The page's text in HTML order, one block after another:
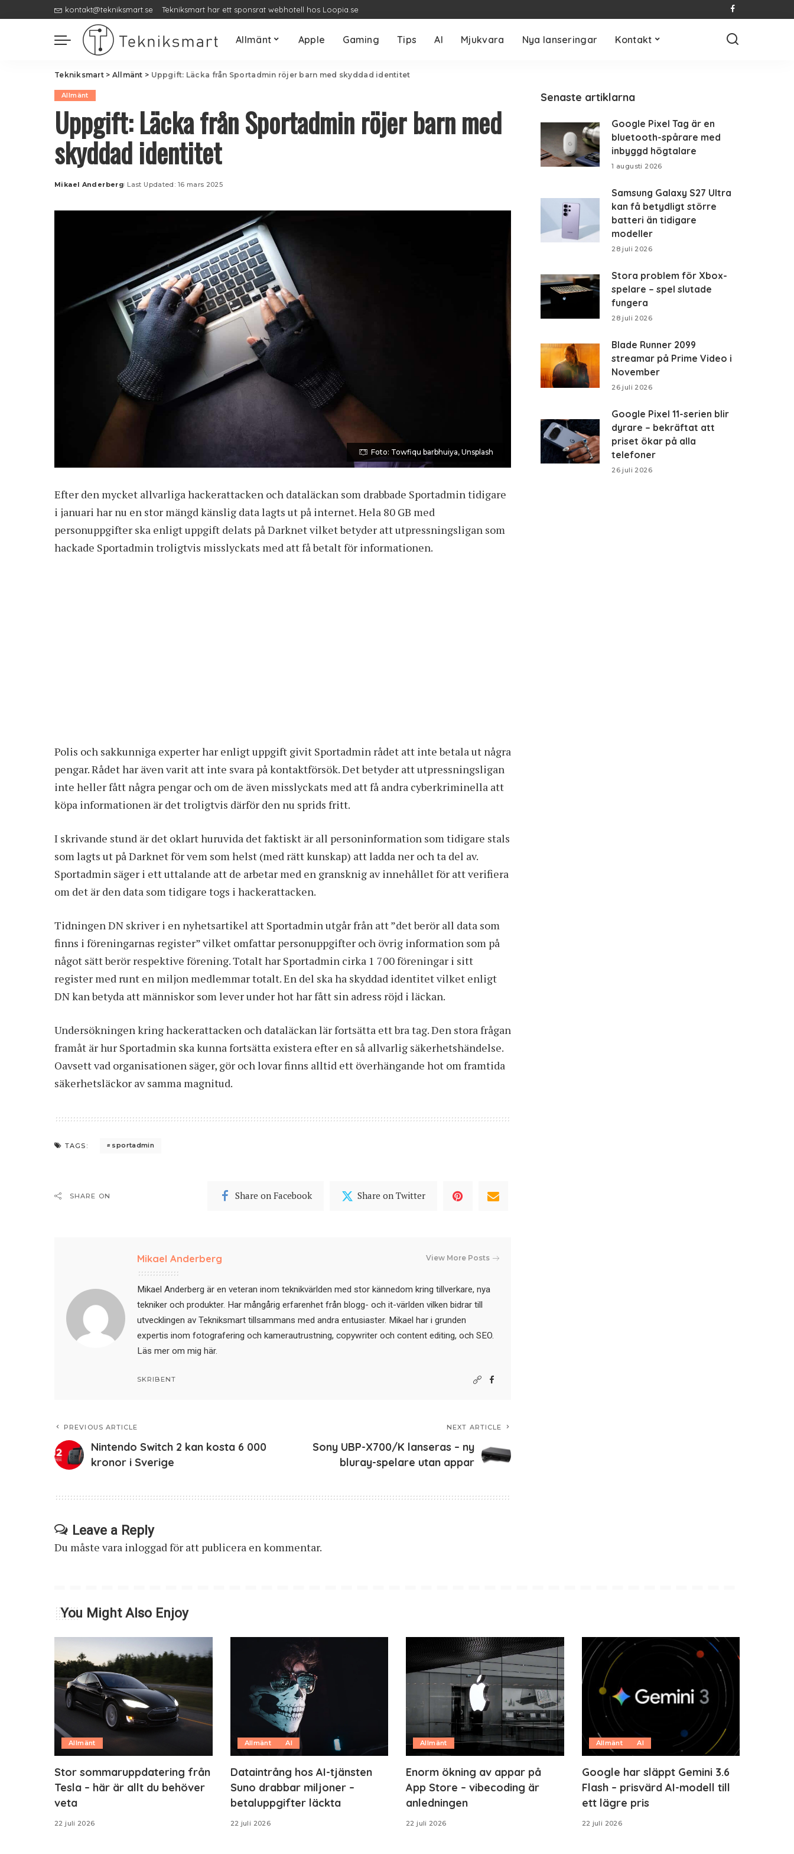
kontakt@tekniksmart.se Tekniksmart har ett sponsrat webhotell hos Loopia.se
Allmänt Apple Gaming Tips AI Mjukvara Nya lanseringar Kontakt
Tekniksmart> Allmänt > Uppgift: Läcka från Sportadmin röjer barn med skyddad identitet
Allmänt
Uppgift: Läcka från Sportadmin röjer barn med
skyddad identitet
Posted
Mikael Anderberg Last Updated: 16 mars 2025
Foto: Towfiqu barbhuiya, Unsplash
Efter den mycket allvarligahackerattacken och dataläckan som drabbade Sportadmintidigare
i januari har nu en stor mängd känslig data lagts ut på internet. Hela 80 GB med
personuppgifter ska enligt uppgift delats på Darknet vilket betyder att utpressningsligan som
hackade Sportadmin troligtvis misslyckats med att få betalt för informationen.
Polis och sakkunniga experter har enligt uppgift givit Sportadmin rådet att inte betala ut några
pengar. Rådet har även varit att inte svara på kontaktförsök. Det betyder att utpressningsligan
inte heller fått några pengar och om de även misslyckats med att få andra cyberkriminella att
köpa informationen är det troligtvis därför den nu sprids fritt.
I skrivande stund är det oklart huruvida det faktiskt är all personinformation som tidigare stals
som lagts ut på Darknet för vem som helst (med rätt kunskap) att ladda ner och ta del av.
Sportadmin säger i ett uttalande att de arbetar med en gransknig av innehållet för att verifiera
om det är den data som tidigare togs i hackerattacken.
Tidningen DN skriver i en nyhetsartikel att Sportadmin utgår från att ”det berör all data som
finns i föreningarnas register” vilket omfattar personuppgifter och övrig information som på
något sätt berör respektive förening. Totalt har Sportadmin cirka 1 700 föreningar i sitt
register med runt en miljon medlemmar totalt. En del ska ha skyddad identitet vilket enligt
DN kan betyda att människor som lever under hot har fått sin adress röjd i läckan.
Undersökningen kring hackerattacken och dataläckan lär fortsätta ett bra tag. Den stora frågan
framåt är hur Sportadmin ska kunna fortsätta existera efter en så allvarlig säkerhetshändelse.
Oavsett vad organisationen säger, gör och lovar finns alltid ett överhängande hot om framtida
säkerhetsläckor av samma magnitud.
TAGS: sportadmin
SHARE ON Share on Facebook Share on Twitter
Mikael Anderberg View More Posts
Mikael Anderberg är en veteran inom teknikvärlden med stor kännedom kring tillverkare, nya
tekniker och produkter. Har mångårig erfarenhet från blogg- och it-världen vilken bidrar till
utvecklingen av Tekniksmart tillsammans med andra entusiaster. Mikael har i grunden
expertis inom fotografering och kamerautrustning, copywriter och content editing, och SEO.
Läs mer om mig här.
SKRIBENT
PREVIOUS ARTICLE
Nintendo Switch 2 kan kosta 6 000
kronor i Sverige
NEXT ARTICLE
Sony UBP-X700/K lanseras – ny
bluray-spelare utan appar
Leave a Reply
Du måste vara inloggadför att publicera en kommentar.
Senaste artiklarna
Google Pixel Tag är en
bluetooth-spårare med
inbyggd högtalare
1 augusti 2026
Samsung Galaxy S27 Ultra
kan få betydligt större
batteri än tidigare
modeller
28 juli 2026
Stora problem för Xbox-
spelare – spel slutade
fungera
28 juli 2026
Blade Runner 2099
streamar på Prime Video i
November
26 juli 2026
Google Pixel 11-serien blir
dyrare – bekräftat att
priset ökar på alla
telefoner
26 juli 2026
You Might Also Enjoy
Allmänt
Stor sommaruppdatering från
Tesla – här är allt du behöver
veta
22 juli 2026
Allmänt AI
Dataintrång hos AI-tjänsten
Suno drabbar miljoner –
betaluppgifter läckta
22 juli 2026
Allmänt
Enorm ökning av appar på
App Store – vibecoding är
anledningen
22 juli 2026
Allmänt AI
Google har släppt Gemini 3.6
Flash – prisvärd AI-modell till
ett lägre pris
22 juli 2026